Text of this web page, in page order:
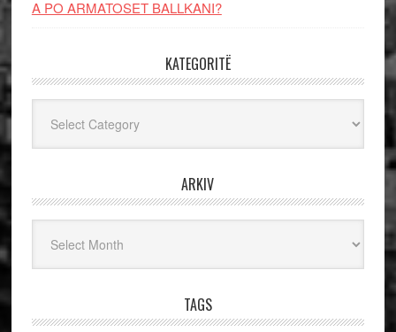
A PO ARMATOSET BALLKANI?
KATEGORITË
ARKIV
TAGS